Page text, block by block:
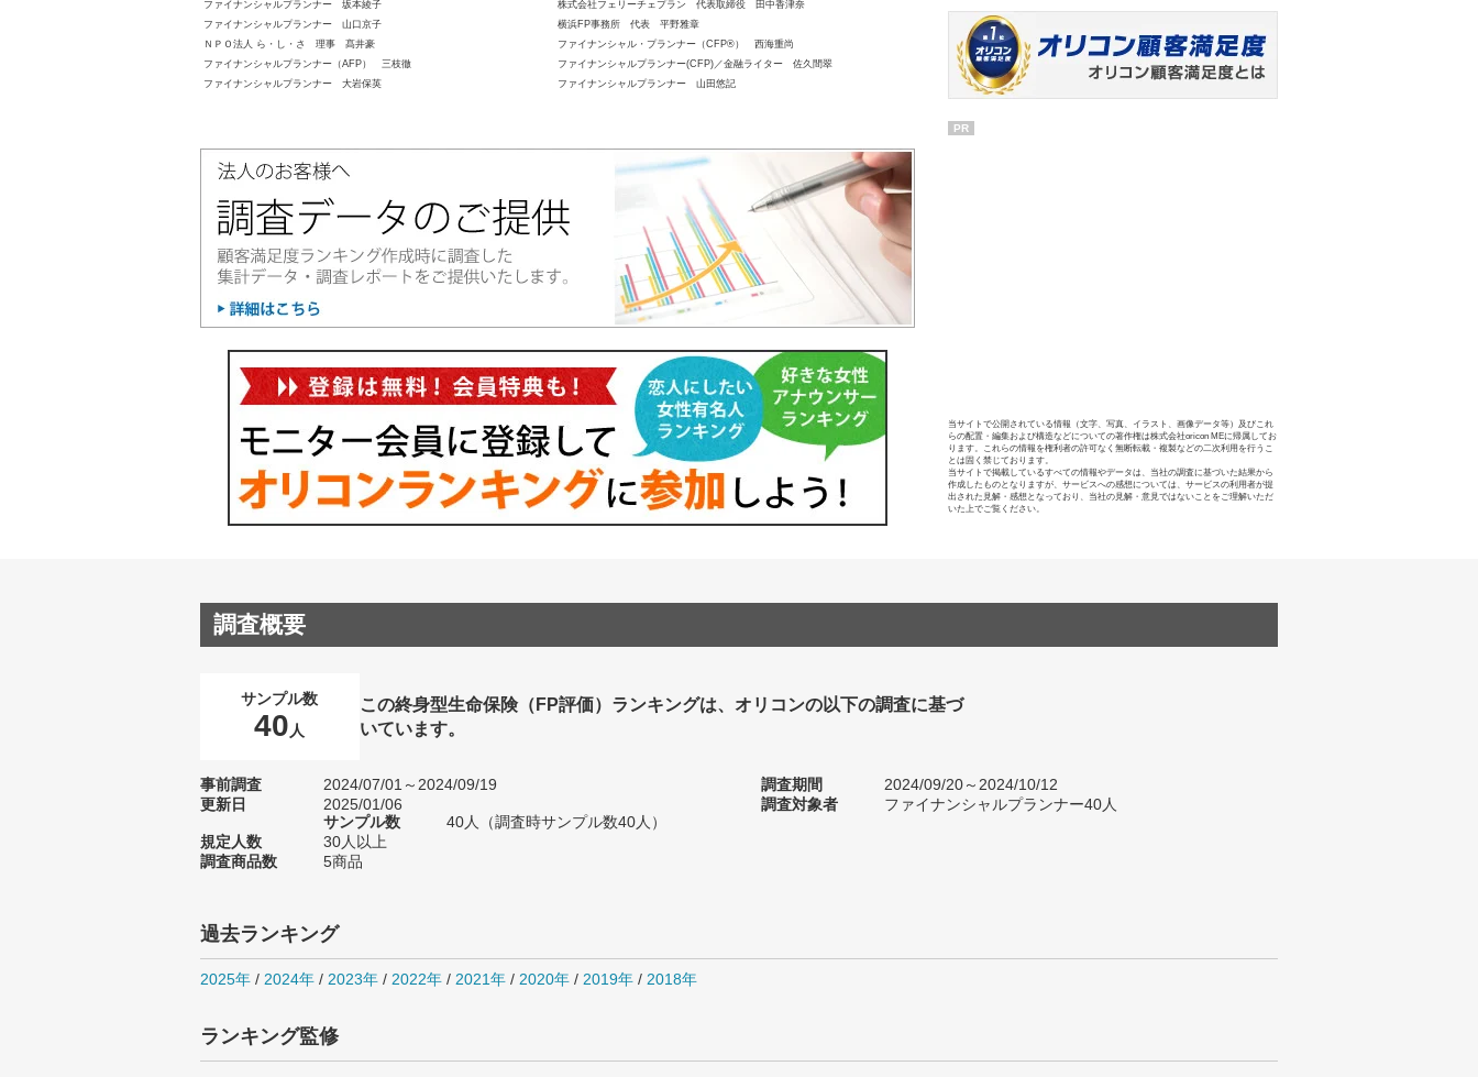
ファイナンシャルプランナー 坂本綾子
株式会社フェリーチェプラン 代表取締役 田中香津奈
ファイナンシャルプランナー 山口京子
横浜FP事務所 代表 平野雅章
ＮＰＯ法人 ら・し・さ 理事 髙井豪
ファイナンシャル・プランナー（CFP®） 西海重尚
ファイナンシャルプランナー（AFP） 三枝徹
ファイナンシャルプランナー(CFP)／金融ライター 佐久間翠
ファイナンシャルプランナー 大岩保英
ファイナンシャルプランナー 山田悠記
PR
当サイトで公開されている情報（文字、写真、イラスト、画像データ等）及びこれ
らの配置・編集および構造などについての著作権は株式会社oricon MEに帰属してお
ります。これらの情報を権利者の許可なく無断転載・複製などの二次利用を行うこ
とは固く禁じております。
当サイトで掲載しているすべての情報やデータは、当社の調査に基づいた結果から
作成したものとなりますが、サービスへの感想については、サービスの利用者が提
出された見解・感想となっており、当社の見解・意見ではないことをご理解いただ
いた上でご覧ください。
調査概要
サンプル数
40 人
この終身型生命保険（FP評価）ランキングは、オリコンの以下の調査に基づ
いています。
事前調査
2024/07/01～2024/09/19
更新日
2025/01/06
サンプル数
40人（調査時サンプル数40人）
規定人数
30人以上
調査商品数
5商品
調査期間
2024/09/20～2024/10/12
調査対象者
ファイナンシャルプランナー40人
過去ランキング
2025年 / 2024年 / 2023年 / 2022年 / 2021年 / 2020年 / 2019年 / 2018年
ランキング監修